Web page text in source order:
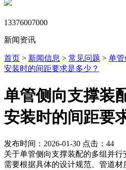
13376007000
新闻资讯
首页 > 新闻信息 > 常见问题 > 单
安装时的间距要求是多少？
单管侧向支撑装
安装时的间距要
发布时间：2026-01-30 点击：44
关于单管侧向支撑装配的多组并
需要根据具体的设计规范、管道材